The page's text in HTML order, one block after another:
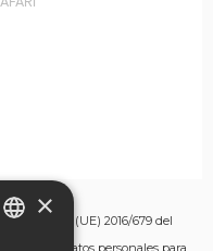
(UE) 2016/679 del
de mis datos personales para
×